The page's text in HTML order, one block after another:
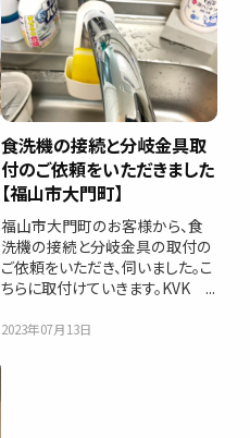
食洗機の接続と分岐金具取
付のご依頼をいただきました
【福山市大門町】
福山市大門町のお客様から、食
洗機の接続と分岐金具の取付の
ご依頼をいただき、伺いました。こ
ちらに取付けていきます。KVK ...
2023年07月13日